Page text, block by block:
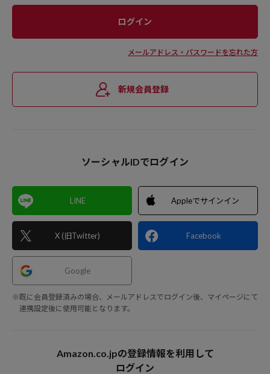
メールアドレス・パスワードを忘れた方
新規会員登録
ソーシャルIDでログイン
LINE
X (旧Twitter)
Appleでサインイン
Facebook
Google
※既に会員登録済みの場合、メールアドレスでログイン後、マイページにて
連携設定後に使用可能となります。
Amazon.co.jpの登録情報を利用して
ログイン